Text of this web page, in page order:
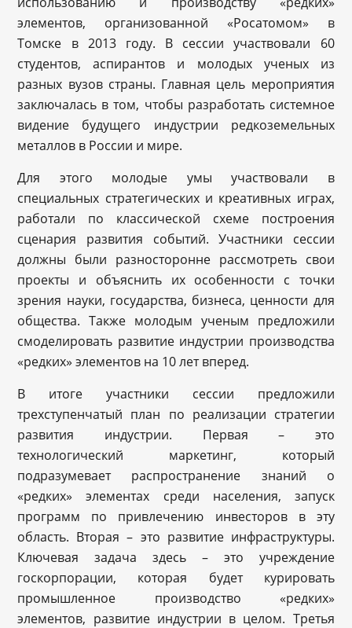
элементов, организованной «Росатомом» в
Томске в 2013 году. В сессии участвовали 60
студентов, аспирантов и молодых ученых из
разных вузов страны. Главная цель мероприятия
заключалась в том, чтобы разработать системное
видение будущего индустрии редкоземельных
металлов в России и мире.
Для этого молодые умы участвовали в
специальных стратегических и креативных играх,
работали по классической схеме построения
сценария развития событий. Участники сессии
должны были разносторонне рассмотреть свои
проекты и объяснить их особенности с точки
зрения науки, государства, бизнеса, ценности для
общества. Также молодым ученым предложили
смоделировать развитие индустрии производства
«редких» элементов на 10 лет вперед.
В итоге участники сессии предложили
трехступенчатый план по реализации стратегии
развития индустрии. Первая – это
технологический маркетинг, который
подразумевает распространение знаний о
«редких» элементах среди населения, запуск
программ по привлечению инвесторов в эту
область. Вторая – это развитие инфраструктуры.
Ключевая задача здесь – это учреждение
госкорпорации, которая будет курировать
промышленное производство «редких»
элементов, развитие индустрии в целом. Третья